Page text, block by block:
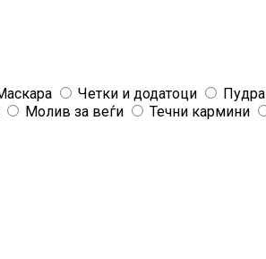
Четки и додатоци Пудра
Молив за веѓи Течни кармини